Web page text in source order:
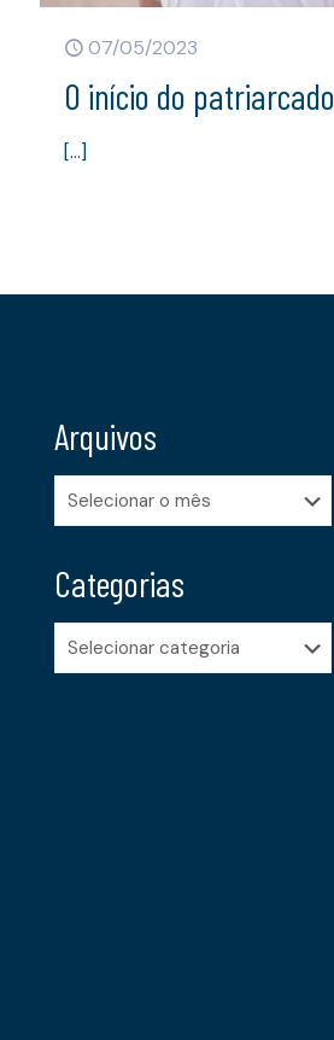
07/05/2023
O início do
[…]
Arquivos
Arquivos
Categorias
Categorias